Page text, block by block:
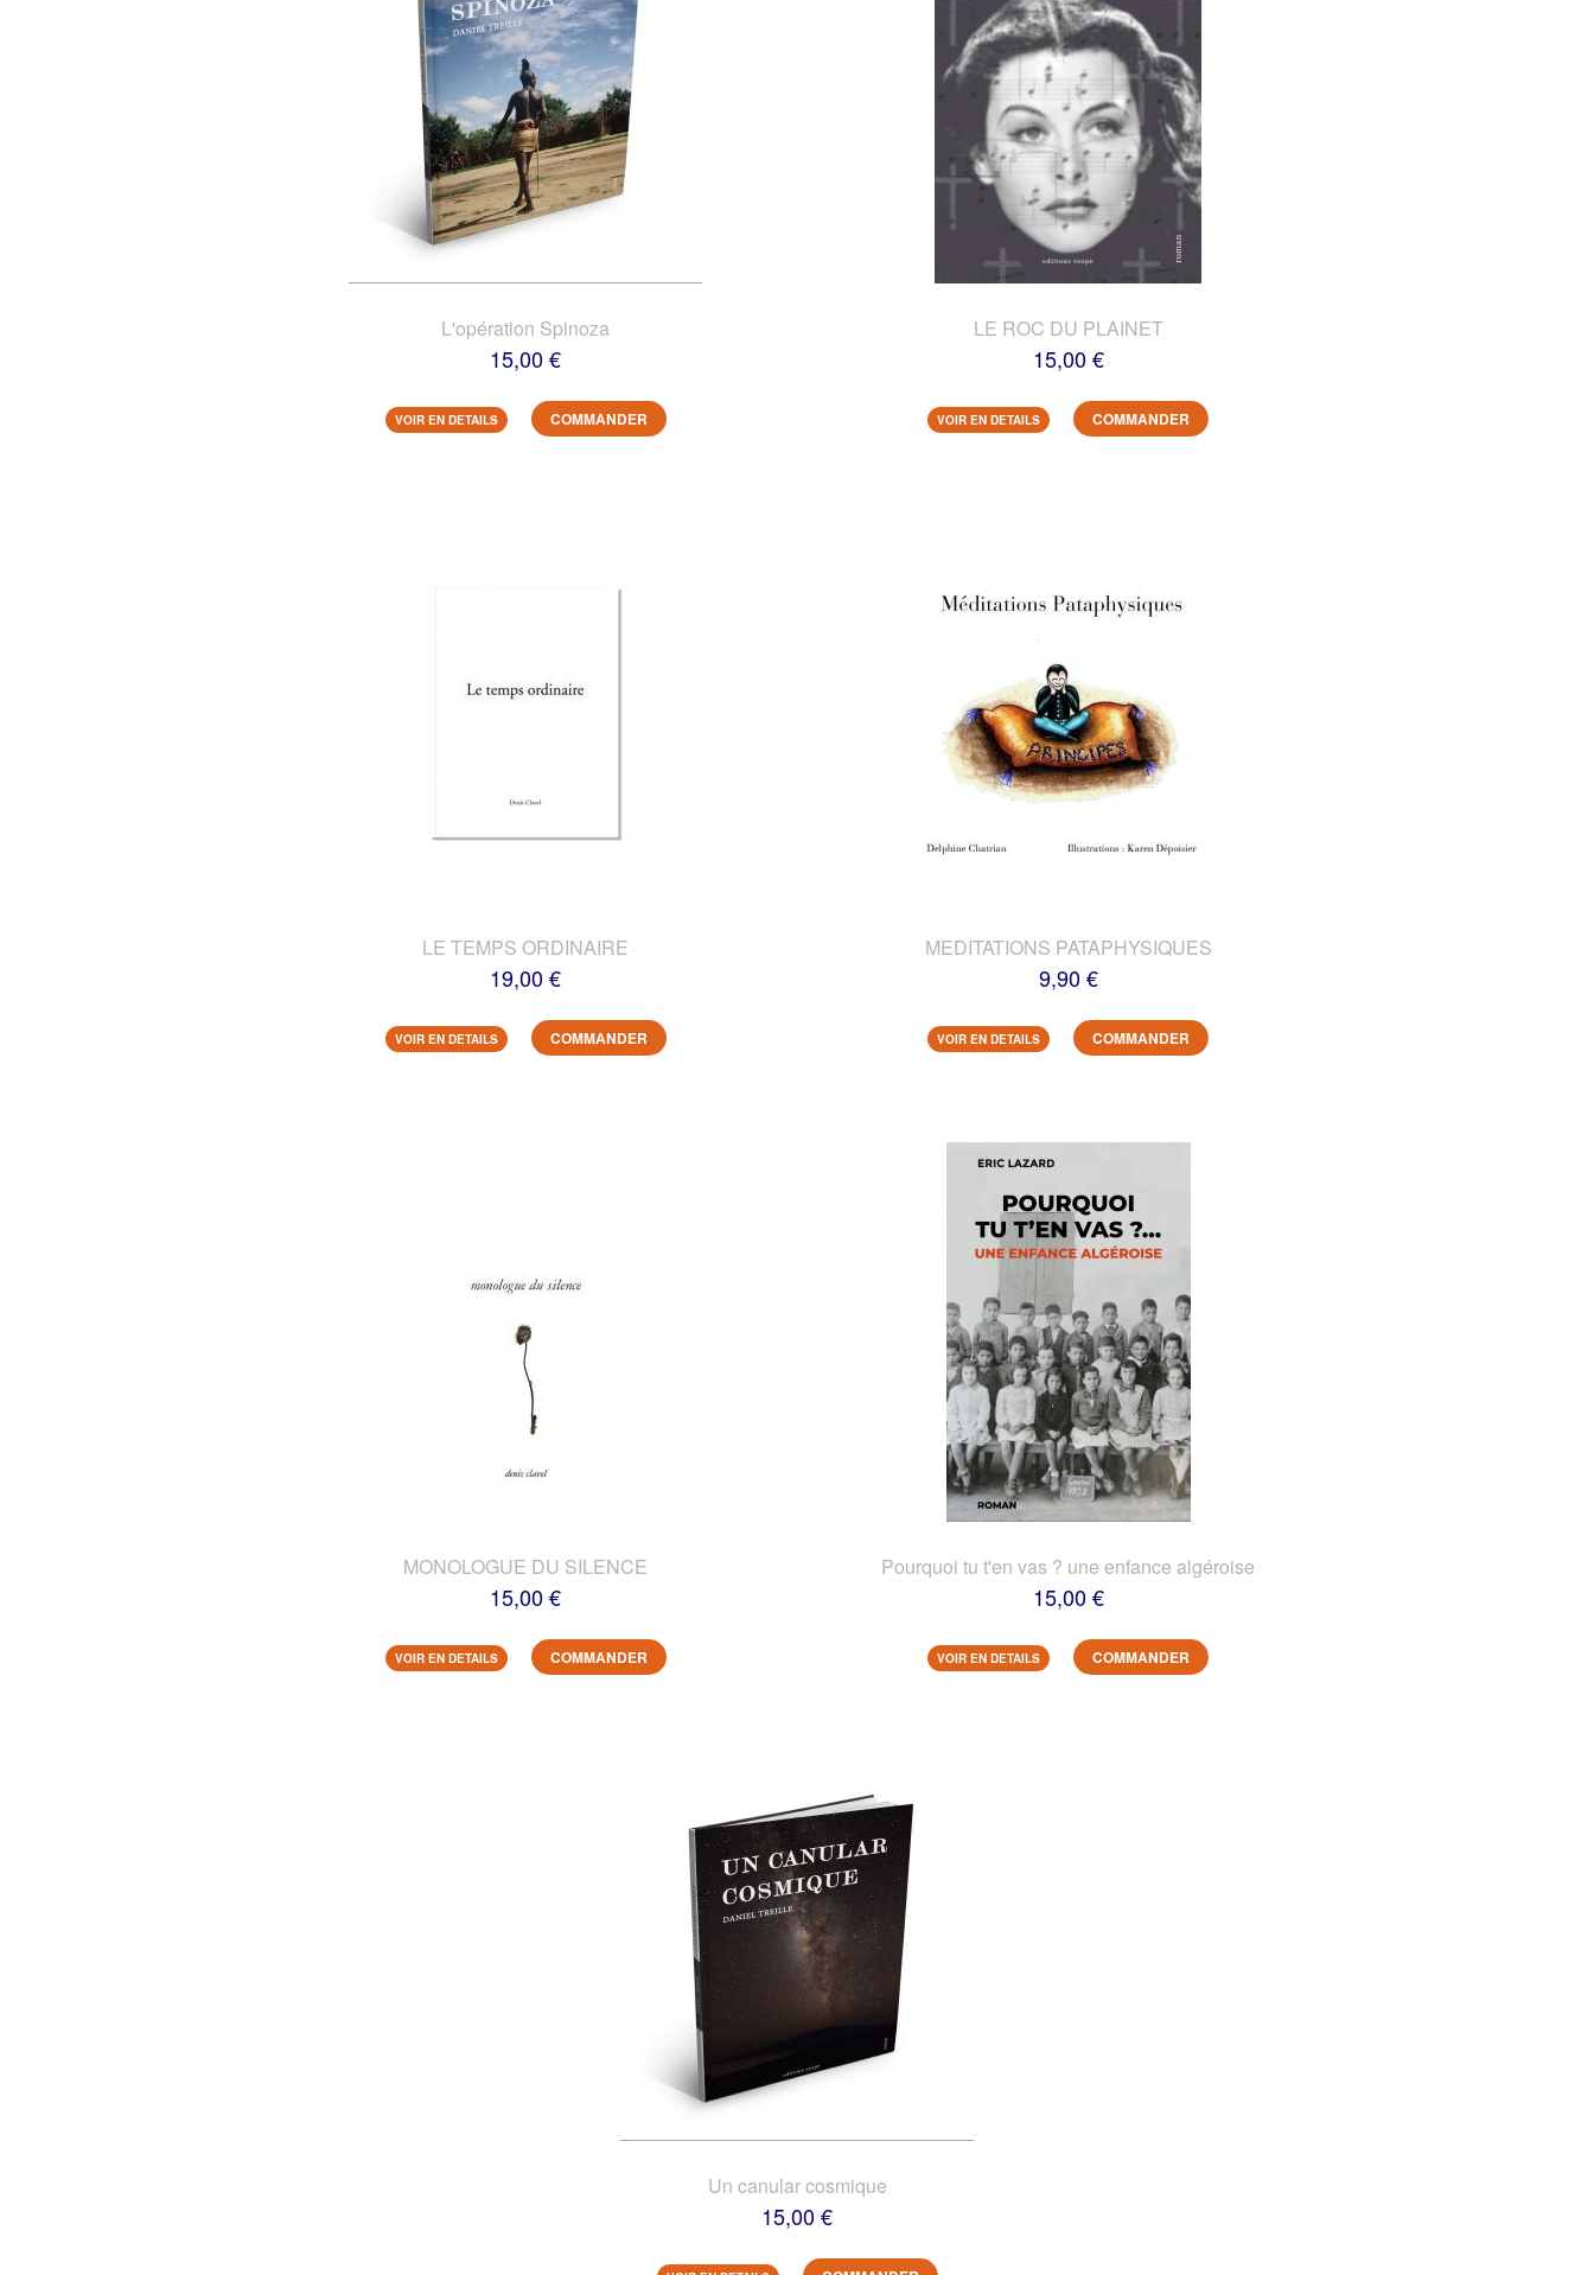
L'opération Spinoza
15,00 €
VOIR EN DETAILS COMMANDER
LE ROC DU PLAINET
15,00 €
VOIR EN DETAILS COMMANDER
LE TEMPS ORDINAIRE
19,00 €
VOIR EN DETAILS COMMANDER
MEDITATIONS PATAPHYSIQUES
9,90 €
VOIR EN DETAILS COMMANDER
MONOLOGUE DU SILENCE
15,00 €
VOIR EN DETAILS COMMANDER
Pourquoi tu t'en vas ? une enfance algéroise
15,00 €
VOIR EN DETAILS COMMANDER
Un canular cosmique
15,00 €